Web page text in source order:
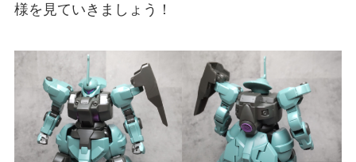
様を見ていきましょう！